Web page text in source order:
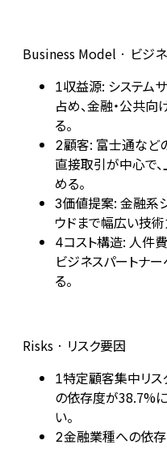
Business Model · ビジ
1収益源: システム
占め、金融・公共
る。
2顧客: 富士通など
直接取引が中心で
める。
3価値提案: 金融系
ウドまで幅広い技
4コスト構造: 人件
ビジネスパートナ
る。
Risks · リスク要因
1特定顧客集中リ
の依存度が38.7%
い。
2金融業種への依